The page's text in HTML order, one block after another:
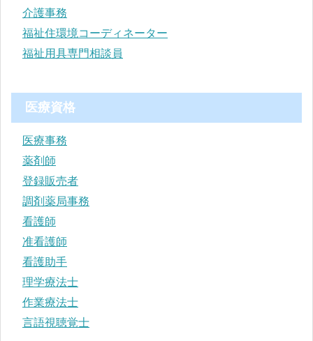
介護事務
福祉住環境コーディネーター
福祉用具専門相談員
医療資格
医療事務
薬剤師
登録販売者
調剤薬局事務
看護師
准看護師
看護助手
理学療法士
作業療法士
言語視聴覚士